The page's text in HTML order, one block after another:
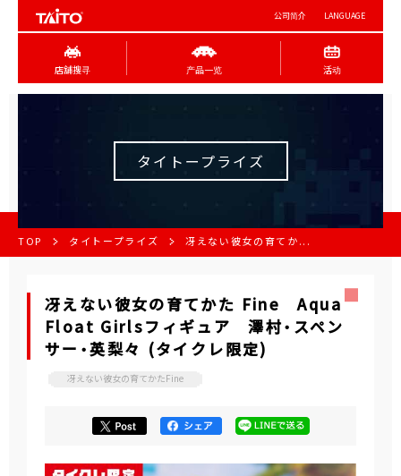
公司简介 LANGUAGE
店舖搜寻 产品一览 活动
タイトープライズ
TOP タイトープライズ 冴えない彼女の育てか...
冴えない彼女の育てかた Fine Aqua
Float Girlsフィギュア 澤村・スペン
サー・英梨々 (タイクレ限定)
冴えない彼女の育てかたFine